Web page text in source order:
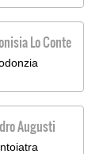
Lo Conte
Augusti